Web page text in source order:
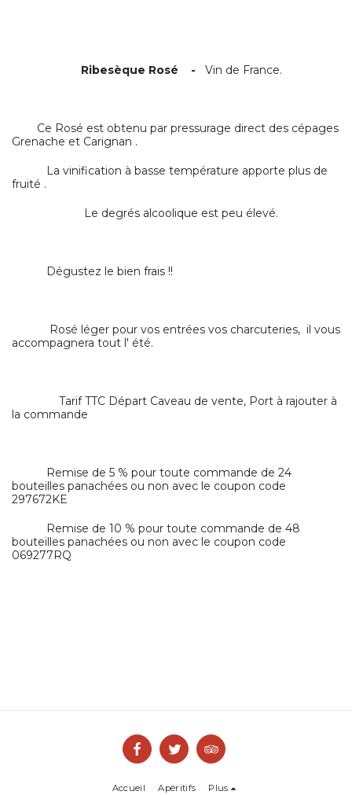
Ribesèque Rosé - Vin de France.
Ce Rosé est obtenu par pressurage direct des cépages
Grenache et Carignan .
La vinification à basse température apporte plus de
fruité .
Le degrés alcoolique est peu élevé.
Dégustez le bien frais !!
Rosé léger pour vos entrées vos charcuteries, il vous
accompagnera tout l' été.
Tarif TTC Départ Caveau de vente, Port à rajouter à
la commande
Remise de 5 % pour toute commande de 24
bouteilles panachées ou non avec le coupon code
297672KE
Remise de 10 % pour toute commande de 48
bouteilles panachées ou non avec le coupon code
069277RQ
Accueil Apéritifs Plus